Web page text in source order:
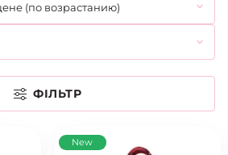
ФІЛЬТР
New